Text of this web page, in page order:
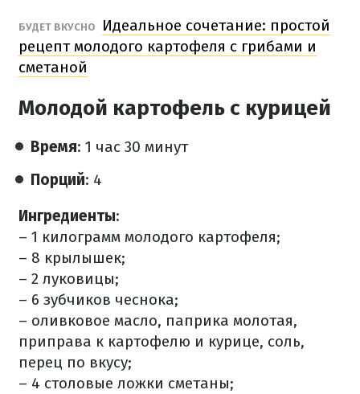
БУДЕТ ВКУСНО
Идеальное сочетание: простой
рецепт молодого картофеля с грибами и
сметаной
Молодой картофель с курицей
Время: 1 час 30 минут
Порций: 4
Ингредиенты:
– 1 килограмм молодого картофеля;
– 8 крылышек;
– 2 луковицы;
– 6 зубчиков чеснока;
– оливковое масло, паприка молотая,
приправа к картофелю и курице, соль,
перец по вкусу;
– 4 столовые ложки сметаны;